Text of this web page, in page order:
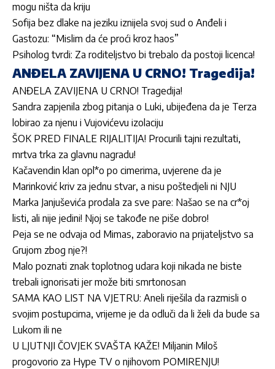
mogu ništa da kriju
Sofija bez dlake na jeziku iznijela svoj sud o Anđeli i
Gastozu: “Mislim da će proći kroz haos”
Psiholog tvrdi: Za roditeljstvo bi trebalo da postoji licenca!
ANĐELA ZAVIJENA U CRNO! Tragedija!
ANĐELA ZAVIJENA U CRNO! Tragedija!
Sandra zapjenila zbog pitanja o Luki, ubijeđena da je Terza
lobirao za njenu i Vujovićevu izolaciju
ŠOK PRED FINALE RIJALITIJA! Procurili tajni rezultati,
mrtva trka za glavnu nagradu!
Kačavendin klan opl*o po cimerima, uvjerene da je
Marinković kriv za jednu stvar, a nisu poštedjeli ni NJU
Marka Janjuševića prodala za sve pare: Našao se na cr*oj
listi, ali nije jedini! Njoj se takođe ne piše dobro!
Peja se ne odvaja od Mimas, zaboravio na prijateljstvo sa
Grujom zbog nje?!
Malo poznati znak toplotnog udara koji nikada ne biste
trebali ignorisati jer može biti smrtonosan
SAMA KAO LIST NA VJETRU: Aneli riješila da razmisli o
svojim postupcima, vrijeme je da odluči da li želi da bude sa
Lukom ili ne
U LJUTNJI ČOVJEK SVAŠTA KAŽE! Miljanin Miloš
progovorio za Hype TV o njihovom POMIRENJU!